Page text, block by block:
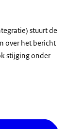
stuurt de
over het bericht
stijging onder